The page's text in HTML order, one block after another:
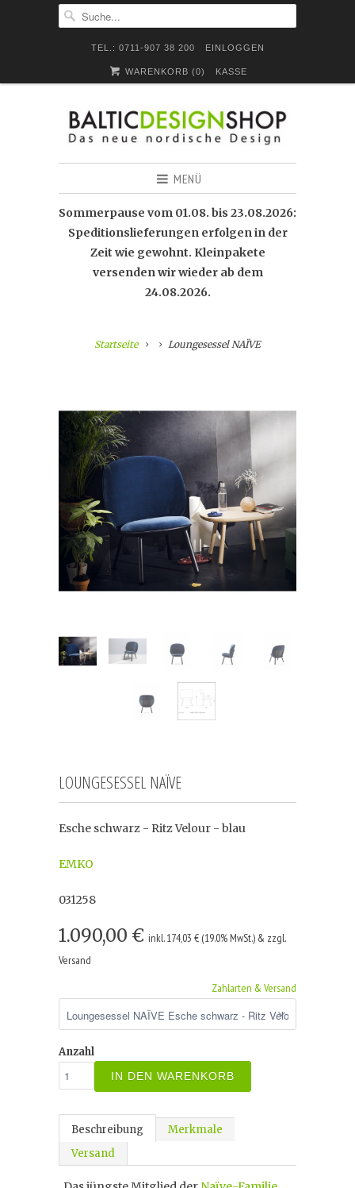
TEL.: 0711-907 38 200 EINLOGGEN
WARENKORB (0) KASSE
MENÜ
Sommerpause vom 01.08. bis 23.08.2026:
Speditionslieferungen erfolgen in der
Zeit wie gewohnt. Kleinpakete
versenden wir wieder ab dem
24.08.2026.
Startseite Loungesessel NAÏVE
LOUNGESESSEL NAÏVE
Esche schwarz - Ritz Velour - blau
EMKO
031258
1.090,00 € inkl. 174,03 € (19.0% MwSt.) & zzgl.
Versand
Zahlarten & Versand
Anzahl
IN DEN WARENKORB
Beschreibung
Merkmale
Versand